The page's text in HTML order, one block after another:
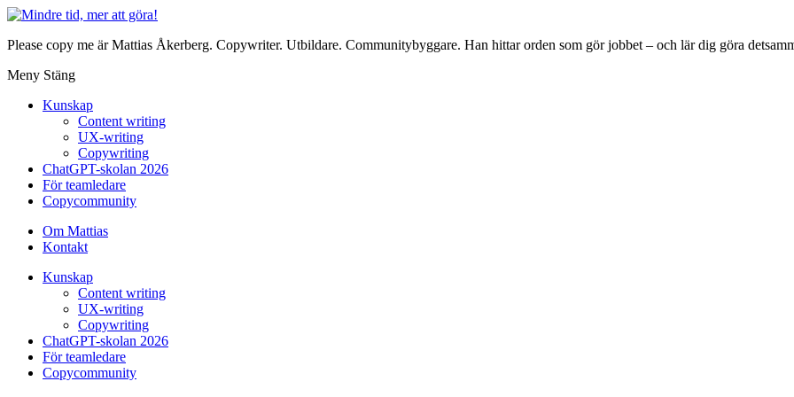
Please copy me är Mattias Åkerberg. Copywriter. Utbildare. Communitybyggare. Han hittar orden som gör jobbet – och lär dig göra
Meny Stäng
Kunskap
Content writing
UX-writing
Copywriting
ChatGPT-skolan 2026
För teamledare
Copycommunity
Om Mattias
Kontakt
Kunskap
Content writing
UX-writing
Copywriting
ChatGPT-skolan 2026
För teamledare
Copycommunity